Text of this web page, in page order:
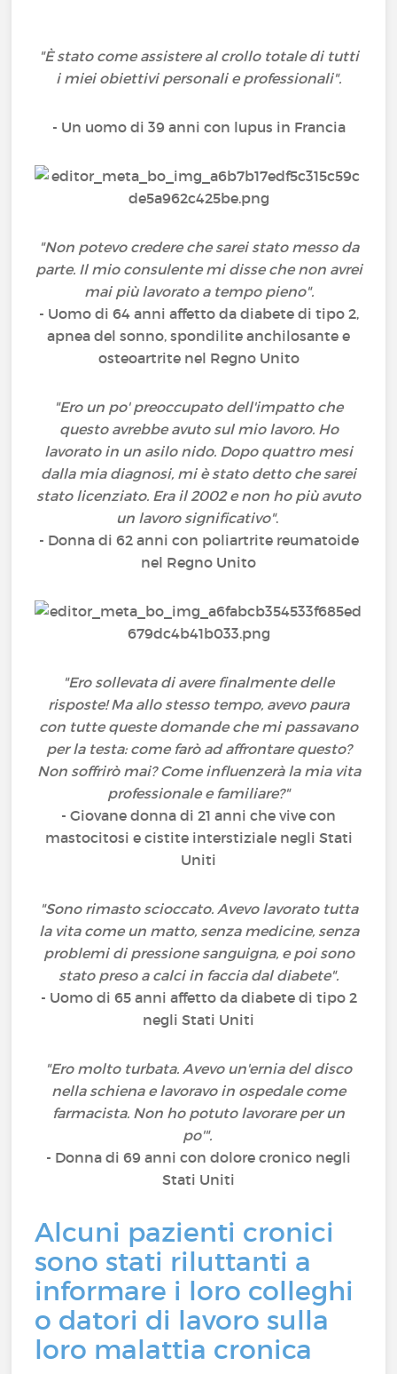
"È stato come assistere al crollo totale di tutti
i miei obiettivi personali e professionali".
- Un uomo di 39 anni con lupus in Francia
"Non potevo credere che sarei stato messo da
parte. Il mio consulente mi disse che non avrei
mai più lavorato a tempo pieno".
- Uomo di 64 anni affetto da diabete di tipo 2,
apnea del sonno, spondilite anchilosante e
osteoartrite nel Regno Unito
"Ero un po' preoccupato dell'impatto che
questo avrebbe avuto sul mio lavoro. Ho
lavorato in un asilo nido. Dopo quattro mesi
dalla mia diagnosi, mi è stato detto che sarei
stato licenziato. Era il 2002 e non ho più avuto
un lavoro significativo".
- Donna di 62 anni con poliartrite reumatoide
nel Regno Unito
"Ero sollevata di avere finalmente delle
risposte! Ma allo stesso tempo, avevo paura
con tutte queste domande che mi passavano
per la testa: come farò ad affrontare questo?
Non soffrirò mai? Come influenzerà la mia vita
professionale e familiare?"
- Giovane donna di 21 anni che vive con
mastocitosi e cistite interstiziale negli Stati
Uniti
"Sono rimasto scioccato. Avevo lavorato tutta
la vita come un matto, senza medicine, senza
problemi di pressione sanguigna, e poi sono
stato preso a calci in faccia dal diabete".
- Uomo di 65 anni affetto da diabete di tipo 2
negli Stati Uniti
"Ero molto turbata. Avevo un'ernia del disco
nella schiena e lavoravo in ospedale come
farmacista. Non ho potuto lavorare per un
po'".
- Donna di 69 anni con dolore cronico negli
Stati Uniti
Alcuni pazienti cronici
sono stati riluttanti a
informare i loro colleghi
o datori di lavoro sulla
loro malattia cronica